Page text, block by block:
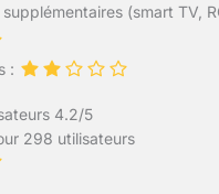
(smart TV,
:
4.2/5
298 utilisateurs